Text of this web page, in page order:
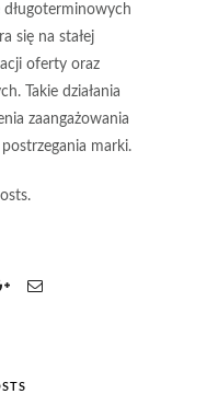
się na stałej
oferty oraz
Takie działania
zaangażowania
marki.